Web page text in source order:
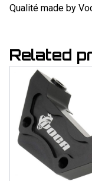
Qualité made by
Related